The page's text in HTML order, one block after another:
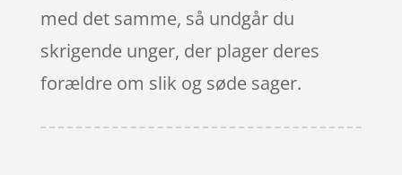
med det samme, så undgår du
skrigende unger, der plager deres
forældre om slik og søde sager.